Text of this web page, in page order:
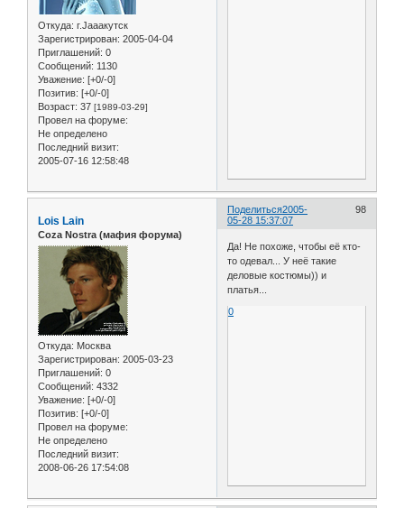
Откуда: г.Jaaaкутск
Зарегистрирован: 2005-04-04
Приглашений: 0
Сообщений: 1130
Уважение: [+0/-0]
Позитив: [+0/-0]
Возраст: 37 [1989-03-29]
Провел на форуме:
Не определено
Последний визит:
2005-07-16 12:58:48
Поделиться 98
2005-
05-28 15:37:07
Lois Lain
Coza Nostra (мафия форума)
Откуда: Москва
Зарегистрирован: 2005-03-23
Приглашений: 0
Сообщений: 4332
Уважение: [+0/-0]
Позитив: [+0/-0]
Провел на форуме:
Не определено
Последний визит:
2008-06-26 17:54:08
Да! Не похоже, чтобы её кто-
то одевал... У неё такие
деловые костюмы)) и
платья...
0